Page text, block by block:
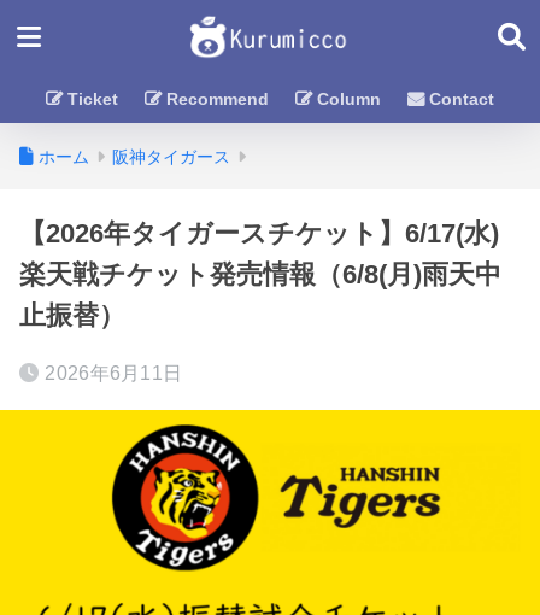
Ticket Recommend Column Contact
ホーム 阪神タイガース
【2026年タイガースチケット】6/17(水)
楽天戦チケット発売情報（6/8(月)雨天中
止振替）
2026年6月11日